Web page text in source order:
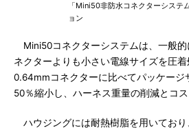
「Mini50非防水コネクターシステ
ョン
Mini50コネクターシステムは、一般
ネクターよりも小さい電線サイズを圧着
0.64mmコネクターに比べてパッケージ
50％縮小し、ハーネス重量の削減とコス
ハウジングには耐熱樹脂を用いてお